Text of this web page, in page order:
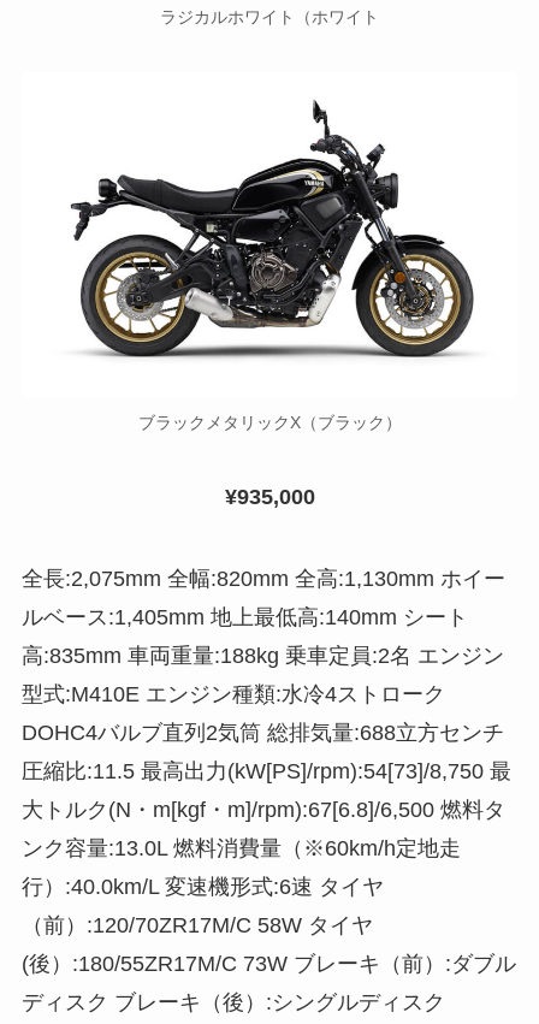
ラジカルホワイト（ホワイト
ブラックメタリックX（ブラック）
¥935,000
全長:2,075mm 全幅:820mm 全高:1,130mm ホイー
ルベース:1,405mm 地上最低高:140mm シート
高:835mm 車両重量:188kg 乗車定員:2名 エンジン
型式:M410E エンジン種類:水冷4ストローク
DOHC4バルブ直列2気筒 総排気量:688立方センチ
圧縮比:11.5 最高出力(kW[PS]/rpm):54[73]/8,750 最
大トルク(N・m[kgf・m]/rpm):67[6.8]/6,500 燃料タ
ンク容量:13.0L 燃料消費量（※60km/h定地走
行）:40.0km/L 変速機形式:6速 タイヤ
（前）:120/70ZR17M/C 58W タイヤ
(後）:180/55ZR17M/C 73W ブレーキ（前）:ダブル
ディスク ブレーキ（後）:シングルディスク